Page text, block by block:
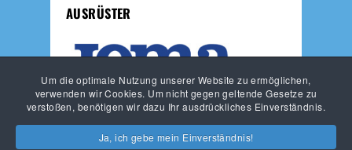
Um die optimale Nutzung unserer Website zu ermöglichen,
verwenden wir Cookies. Um nicht gegen geltende Gesetze zu
verstoßen, benötigen wir dazu Ihr ausdrückliches Einverständnis.
Ja, ich gebe mein Einverständnis!
AUSRÜSTER
JUNGLÖWEN
LÖWEN-FUSSBALLSCHULE